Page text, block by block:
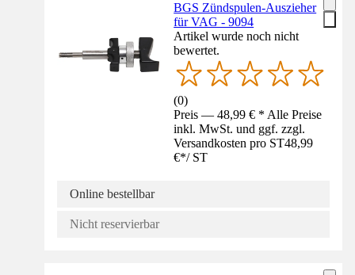
BGS Zündspulen-Auszieher
für VAG - 9094
Artikel wurde noch nicht
bewertet.
(0)
Preis — 48,99 € * Alle Preise
inkl. MwSt. und ggf. zzgl.
Versandkosten pro ST48,99
€*/ ST
Online bestellbar
Nicht reservierbar